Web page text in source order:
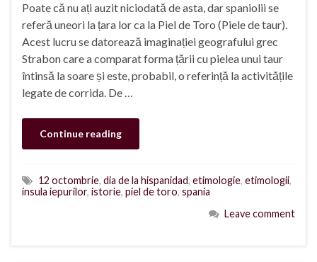
Poate că nu ați auzit niciodată de asta, dar spaniolii se
referă uneori la țara lor ca la Piel de Toro (Piele de taur).
Acest lucru se datorează imaginației geografului grec
Strabon care a comparat forma țării cu pielea unui taur
întinsă la soare și este, probabil, o referință la activitățile
legate de corrida. De …
Continue reading
12 octombrie, dia de la hispanidad, etimologie, etimologii,
insula iepurilor, istorie, piel de toro, spania
Leave comment